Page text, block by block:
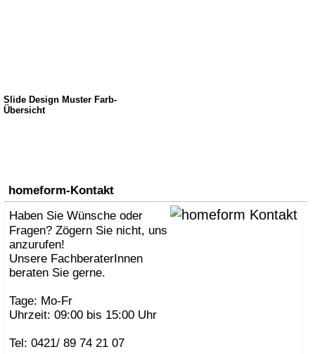
Slide Design Muster Farb-
Übersicht
homeform-Kontakt
Haben Sie Wünsche oder
Fragen? Zögern Sie nicht, uns
anzurufen!
Unsere FachberaterInnen
beraten Sie gerne.
Tage: Mo-Fr
Uhrzeit: 09:00 bis 15:00 Uhr
Tel: 0421/ 89 74 21 07